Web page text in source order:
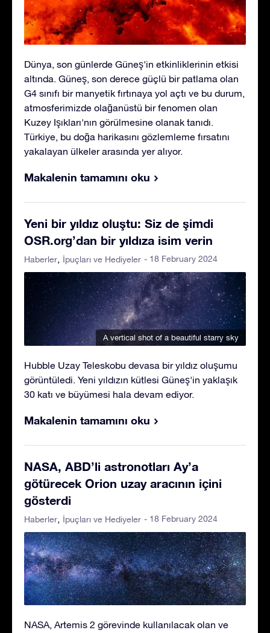
Dünya, son günlerde Güneş'in etkinliklerinin etkisi
altında. Güneş, son derece güçlü bir patlama olan
G4 sınıfı bir manyetik fırtınaya yol açtı ve bu durum,
atmosferimizde olağanüstü bir fenomen olan
Kuzey Işıkları'nın görülmesine olanak tanıdı.
Türkiye, bu doğa harikasını gözlemleme fırsatını
yakalayan ülkeler arasında yer alıyor.
Makalenin tamamını oku
Yeni bir yıldız oluştu: Siz de şimdi
OSR.org’dan bir yıldıza isim verin
Haberler İpuçları ve Hediyeler - 18 February 2024
A vertical shot of a beautiful starry sky
Hubble Uzay Teleskobu devasa bir yıldız oluşumu
görüntüledi. Yeni yıldızın kütlesi Güneş'in yaklaşık
30 katı ve büyümesi hala devam ediyor.
Makalenin tamamını oku
NASA, ABD’li astronotları Ay’a
götürecek Orion uzay aracının içini
gösterdi
Haberler İpuçları ve Hediyeler - 18 February 2024
NASA, Artemis 2 görevinde kullanılacak olan ve